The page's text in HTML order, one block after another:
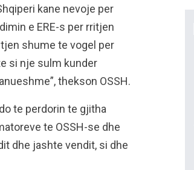
kane nevoje per
e ERE-s per rritjen
shume te vogel per
si nje sulm kunder
thekson OSSH.
te perdorin te gjitha
te OSSH-se dhe
dhe jashte vendit, si dhe